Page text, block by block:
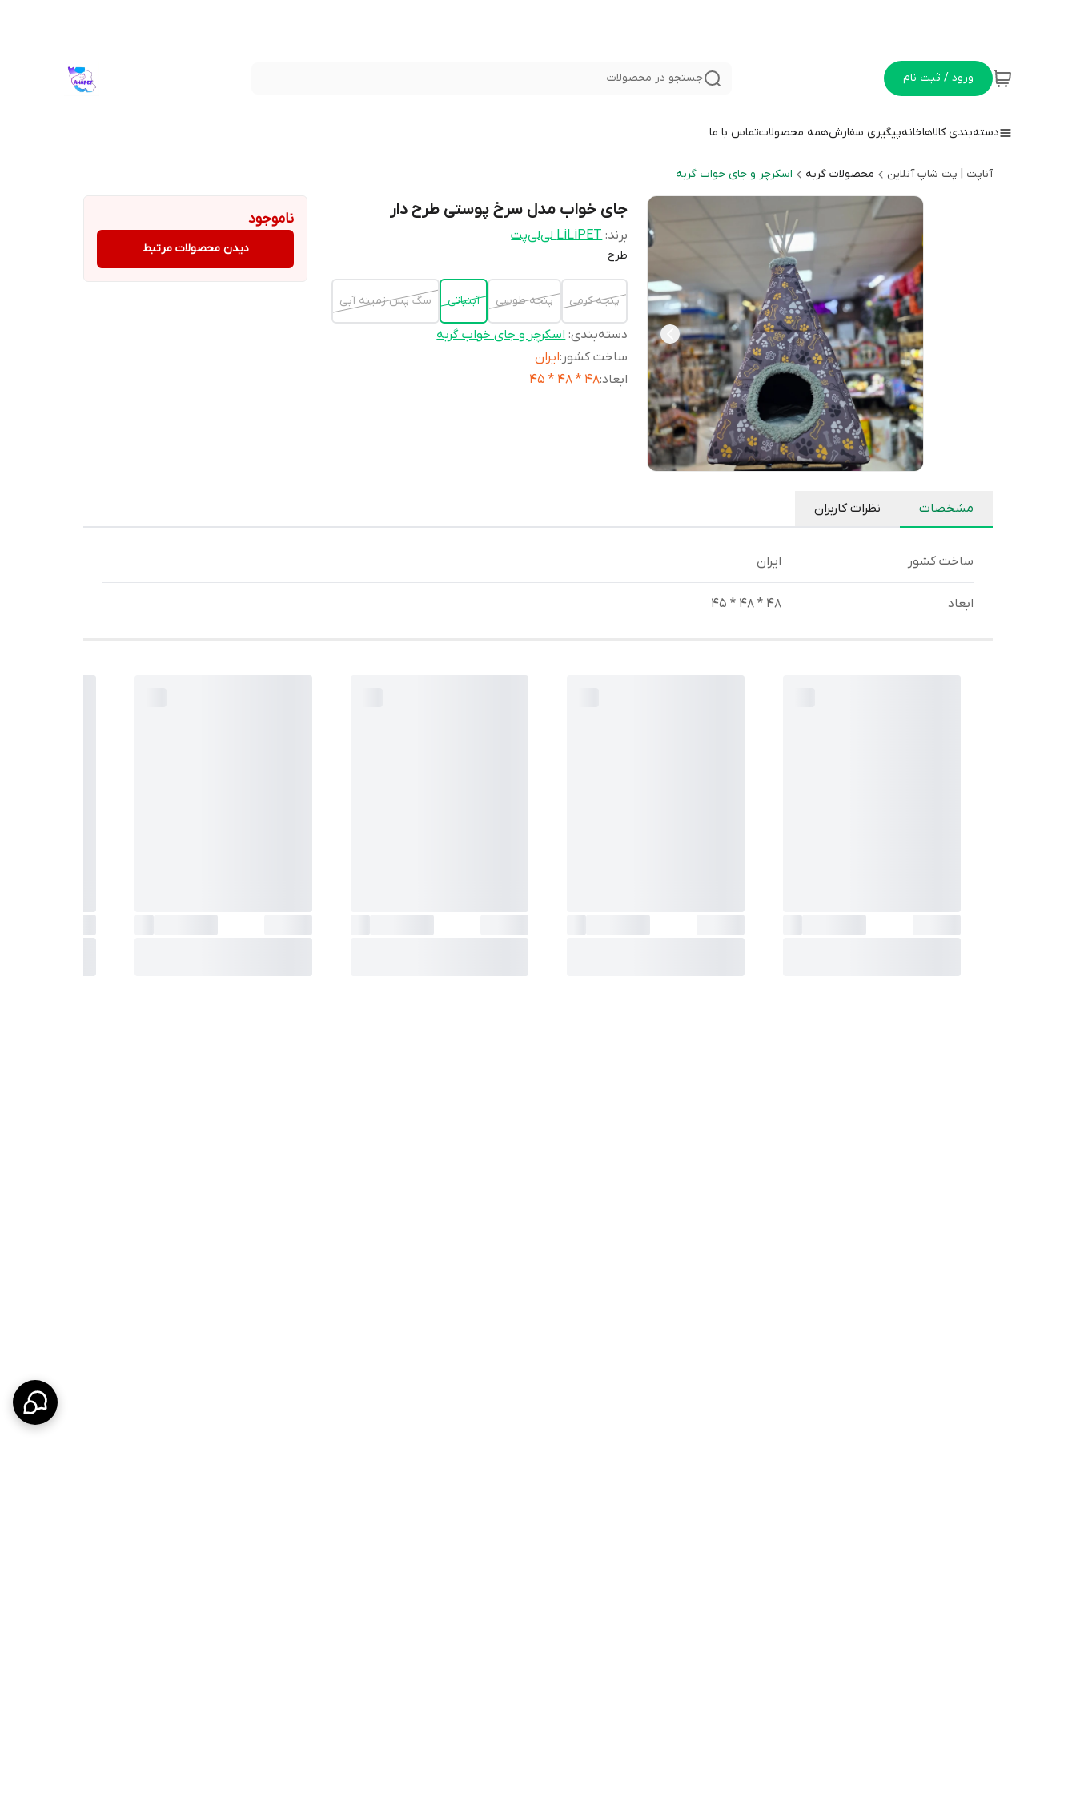
ورود / ثبت نام جستجو در محصولات
دسته‌بندی کالاهاخانهپیگیری سفارشهمه محصولاتتماس با ما
آناپت | پت شاپ آنلاین محصولات گربه اسکرچر و جای خواب گربه
جای خواب مدل سرخ پوستی طرح دار
برند: LiLiPET لی‌لی‌پت
طرح
پنجه کرمی پنجه طوسی آبنباتی سگ پس زمینه آبی
دسته‌بندی:اسکرچر و جای خواب گربه
ساخت کشور :ایران
ابعاد:
48 * 48 * 45
ناموجود
دیدن محصولات مرتبط
مشخصات نظرات کاربران
ساخت کشور ایران
ابعاد 48 * 48 * 45